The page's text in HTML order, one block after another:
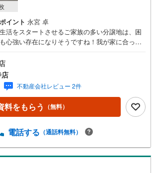
イント 永宮 卓
活をスタートさせるご家族の多い分譲地は、困
心強い存在になりそうですね！我が家に合った
家に住みたい！」をお聞かせ下さい。
不動産会社レビュー 2件
料をもらう （無料）
電話する （通話料無料）